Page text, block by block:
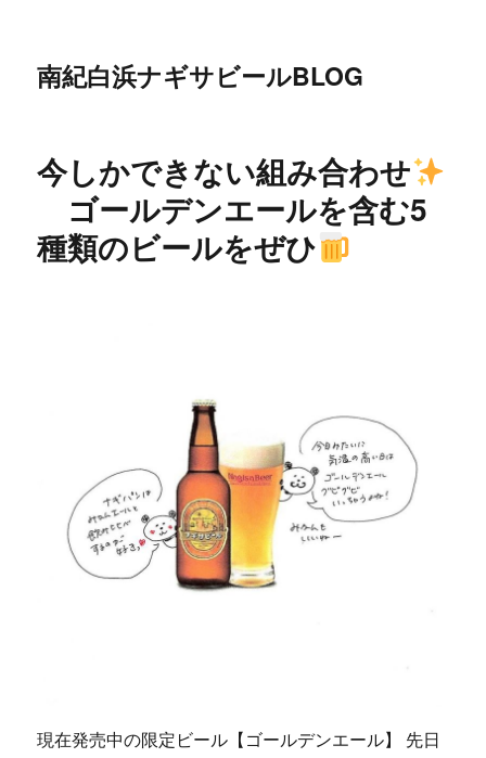
南紀白浜ナギサビールBLOG
今しかできない組み合わせ
ゴールデンエールを含む5
種類のビールをぜひ
現在発売中の限定ビール【ゴールデンエール】 先日